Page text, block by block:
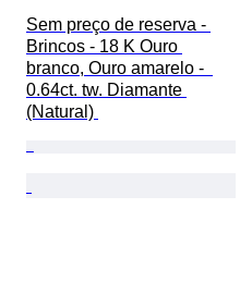
Sem preço de reserva -
Brincos - 18 K Ouro
branco, Ouro amarelo -
0.64ct. tw. Diamante
(Natural)